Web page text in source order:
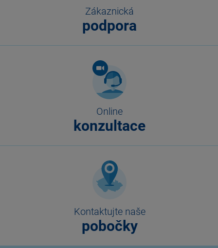
Zákaznická
podpora
Online
konzultace
Kontaktujte naše
pobočky